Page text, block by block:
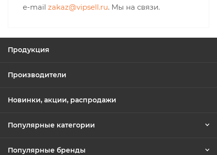
e-mail zakaz@vipsell.ru. Мы на связи.
Продукция
Производители
Новинки, акции, распродажи
Популярные категории
Популярные бренды